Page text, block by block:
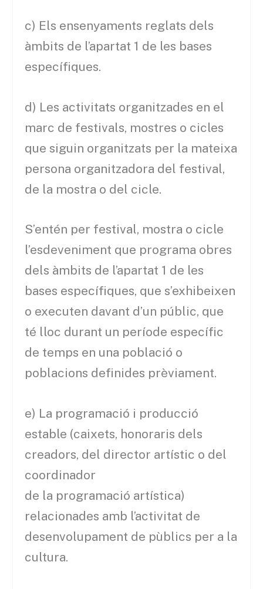
c) Els ensenyaments reglats dels
àmbits de l’apartat 1 de les bases
específiques.
d) Les activitats organitzades en el
marc de festivals, mostres o cicles
que siguin organitzats per la mateixa
persona organitzadora del festival,
de la mostra o del cicle.
S’entén per festival, mostra o cicle
l’esdeveniment que programa obres
dels àmbits de l’apartat 1 de les
bases específiques, que s’exhibeixen
o executen davant d’un públic, que
té lloc durant un període específic
de temps en una població o
poblacions definides prèviament.
e) La programació i producció
estable (caixets, honoraris dels
creadors, del director artístic o del
coordinador
de la programació artística)
relacionades amb l’activitat de
desenvolupament de pùblics per a la
cultura.